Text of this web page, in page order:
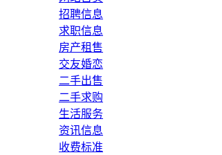
招聘信息
求职信息
房产租售
交友婚恋
二手出售
二手求购
生活服务
资讯信息
收费标准